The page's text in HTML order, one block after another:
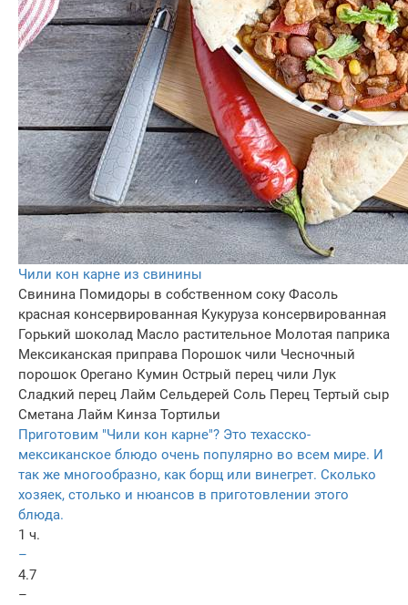
Чили кон карне из свинины
Свинина Помидоры в собственном соку Фасоль
красная консервированная Кукуруза консервированная
Горький шоколад Масло растительное Молотая паприка
Мексиканская приправа Порошок чили Чесночный
порошок Орегано Кумин Острый перец чили Лук
Сладкий перец Лайм Сельдерей Соль Перец Тертый сыр
Сметана Лайм Кинза Тортильи
Приготовим "Чили кон карне"? Это техасско-
мексиканское блюдо очень популярно во всем мире. И
так же многообразно, как борщ или винегрет. Сколько
хозяек, столько и нюансов в приготовлении этого
блюда.
1 ч.
–
4.7
–